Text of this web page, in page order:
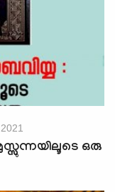
ഒരു